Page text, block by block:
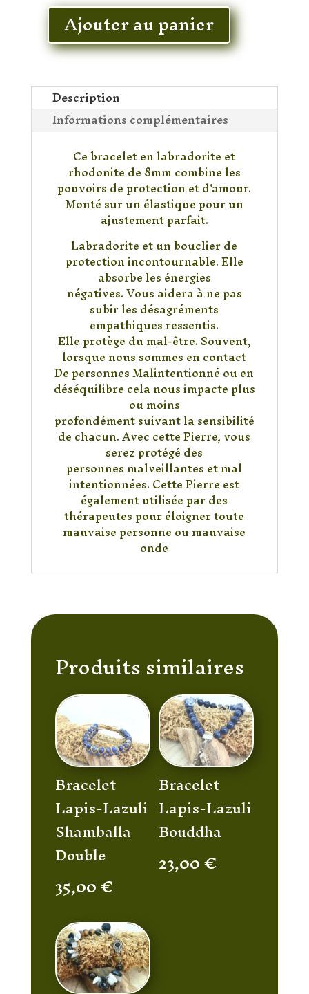
quantité
Bracelets
&
Rhodonite
Ajouter au panier
Description
Informations complémentaires
Ce bracelet en labradorite et
rhodonite de 8mm combine les
pouvoirs de protection et d'amour.
Monté sur un élastique pour un
ajustement parfait.
Labradorite et un bouclier de
protection incontournable. Elle
absorbe les énergies
négatives. Vous aidera à ne pas
subir les désagréments
empathiques ressentis.
Elle protège du mal-être. Souvent,
lorsque nous sommes en contact
De personnes Malintentionné ou en
déséquilibre cela nous impacte plus
ou moins
profondément suivant la sensibilité
de chacun. Avec cette Pierre, vous
serez protégé des
personnes malveillantes et mal
intentionnées. Cette Pierre est
également utilisée par des
thérapeutes pour éloigner toute
mauvaise personne ou mauvaise
onde
Produits similaires
Bracelet
Lapis-Lazuli
Shamballa
Double
35,00€
Bracelet
Lapis-Lazuli
Bouddha
23,00€